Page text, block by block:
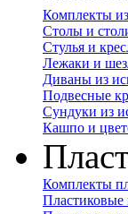
Комплекты из
Столы и
Стулья и
Лежаки и
Диваны из
Подвесные
Сундуки из
Кашпо и
Комплекты